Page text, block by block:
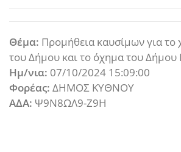
Θέμα: Προμήθεια καυσίμων για το
του Δήμου και το όχημα του Δήμου
Ημ/νια: 07/10/2024 15:09:00
Φορέας: ΔΗΜΟΣ ΚΥΘΝΟΥ
ΑΔΑ: Ψ9Ν8ΩΛ9-Ζ9Η